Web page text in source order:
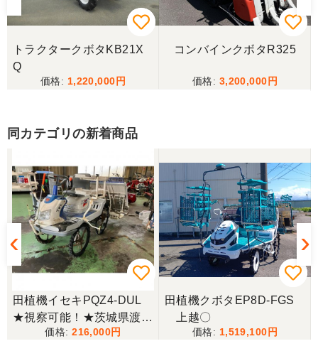
トラクタークボタKB21X
Q
1,220,000
コンバインクボタR325
3,200,000
同カテゴリの新着商品
田植機イセキPQZ4-DUL
★視察可能！★茨城県渡し
イセキ 田植機 PQZ4-DUL
216,000
田植機クボタEP8D-FGS
上越〇
1,519,100